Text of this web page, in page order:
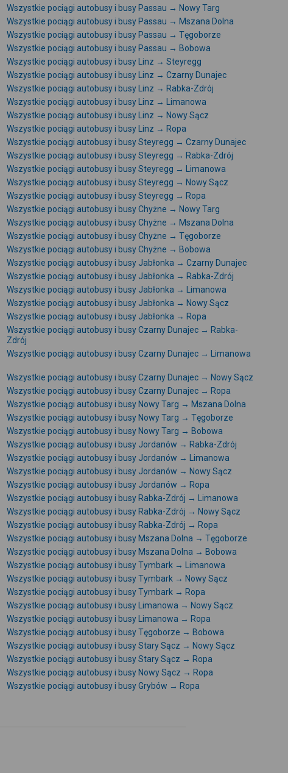
Wszystkie pociągi autobusy i busy Passau → Nowy Targ
Wszystkie pociągi autobusy i busy Passau → Mszana Dolna
Wszystkie pociągi autobusy i busy Passau → Tęgoborze
Wszystkie pociągi autobusy i busy Passau → Bobowa
Wszystkie pociągi autobusy i busy Linz → Steyregg
Wszystkie pociągi autobusy i busy Linz → Czarny Dunajec
Wszystkie pociągi autobusy i busy Linz → Rabka-Zdrój
Wszystkie pociągi autobusy i busy Linz → Limanowa
Wszystkie pociągi autobusy i busy Linz → Nowy Sącz
Wszystkie pociągi autobusy i busy Linz → Ropa
Wszystkie pociągi autobusy i busy Steyregg → Czarny Dunajec
Wszystkie pociągi autobusy i busy Steyregg → Rabka-Zdrój
Wszystkie pociągi autobusy i busy Steyregg → Limanowa
Wszystkie pociągi autobusy i busy Steyregg → Nowy Sącz
Wszystkie pociągi autobusy i busy Steyregg → Ropa
Wszystkie pociągi autobusy i busy Chyżne → Nowy Targ
Wszystkie pociągi autobusy i busy Chyżne → Mszana Dolna
Wszystkie pociągi autobusy i busy Chyżne → Tęgoborze
Wszystkie pociągi autobusy i busy Chyżne → Bobowa
Wszystkie pociągi autobusy i busy Jabłonka → Czarny Dunajec
Wszystkie pociągi autobusy i busy Jabłonka → Rabka-Zdrój
Wszystkie pociągi autobusy i busy Jabłonka → Limanowa
Wszystkie pociągi autobusy i busy Jabłonka → Nowy Sącz
Wszystkie pociągi autobusy i busy Jabłonka → Ropa
Wszystkie pociągi autobusy i busy Czarny Dunajec → Rabka-
Zdrój
Wszystkie pociągi autobusy i busy Czarny Dunajec → Limanowa
Wszystkie pociągi autobusy i busy Czarny Dunajec → Nowy Sącz
Wszystkie pociągi autobusy i busy Czarny Dunajec → Ropa
Wszystkie pociągi autobusy i busy Nowy Targ → Mszana Dolna
Wszystkie pociągi autobusy i busy Nowy Targ → Tęgoborze
Wszystkie pociągi autobusy i busy Nowy Targ → Bobowa
Wszystkie pociągi autobusy i busy Jordanów → Rabka-Zdrój
Wszystkie pociągi autobusy i busy Jordanów → Limanowa
Wszystkie pociągi autobusy i busy Jordanów → Nowy Sącz
Wszystkie pociągi autobusy i busy Jordanów → Ropa
Wszystkie pociągi autobusy i busy Rabka-Zdrój → Limanowa
Wszystkie pociągi autobusy i busy Rabka-Zdrój → Nowy Sącz
Wszystkie pociągi autobusy i busy Rabka-Zdrój → Ropa
Wszystkie pociągi autobusy i busy Mszana Dolna → Tęgoborze
Wszystkie pociągi autobusy i busy Mszana Dolna → Bobowa
Wszystkie pociągi autobusy i busy Tymbark → Limanowa
Wszystkie pociągi autobusy i busy Tymbark → Nowy Sącz
Wszystkie pociągi autobusy i busy Tymbark → Ropa
Wszystkie pociągi autobusy i busy Limanowa → Nowy Sącz
Wszystkie pociągi autobusy i busy Limanowa → Ropa
Wszystkie pociągi autobusy i busy Tęgoborze → Bobowa
Wszystkie pociągi autobusy i busy Stary Sącz → Nowy Sącz
Wszystkie pociągi autobusy i busy Stary Sącz → Ropa
Wszystkie pociągi autobusy i busy Nowy Sącz → Ropa
Wszystkie pociągi autobusy i busy Grybów → Ropa